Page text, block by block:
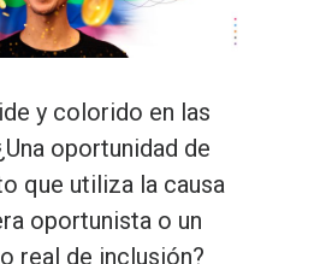
y colorido en las
oportunidad de
que utiliza la causa
oportunista o un
real de inclusión?